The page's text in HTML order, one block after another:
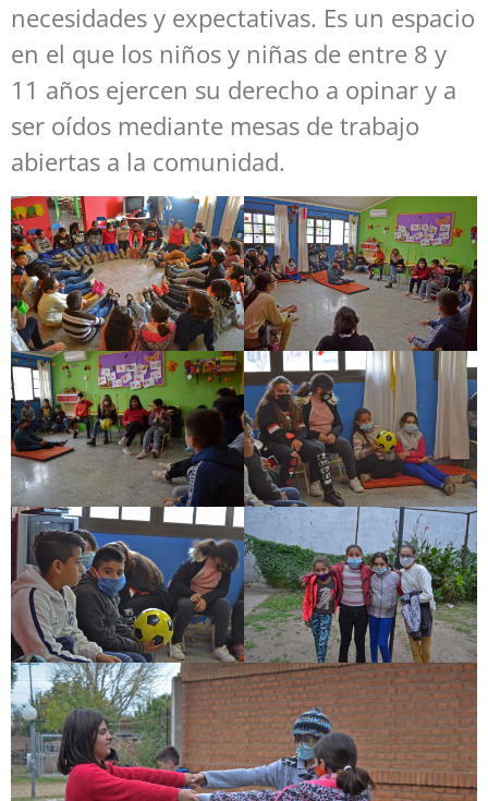
necesidades y expectativas. Es un espacio
en el que los niños y niñas de entre 8 y
11 años ejercen su derecho a opinar y a
ser oídos mediante mesas de trabajo
abiertas a la comunidad.